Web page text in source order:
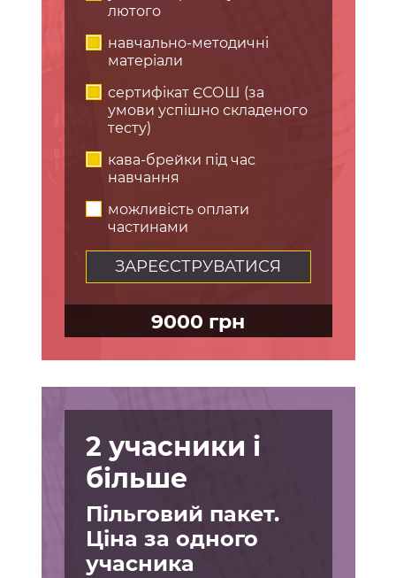
лютого
навчально-методичні
матеріали
сертифікат ЄСОШ (за
умови успішно складеного
тесту)
кава-брейки під час
навчання
можливість оплати
частинами
ЗАРЕЄСТРУВАТИСЯ
9000 грн
2 учасники і
більше
Пільговий пакет.
Ціна за одного
учасника